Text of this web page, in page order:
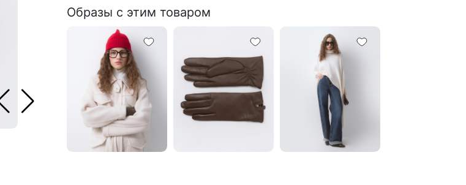
Образы с этим товаром